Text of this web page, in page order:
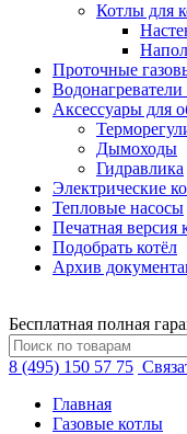
Котлы для
Проточные
Водонагреватели
Аксессуары для
Дымоходы
Гидравлика
Электрические
Тепловые насосы
Печатная версия
Подобрать котёл
Архив
Бесплатная полная
8 (495) 150 57 75
Главная
Газовые котлы